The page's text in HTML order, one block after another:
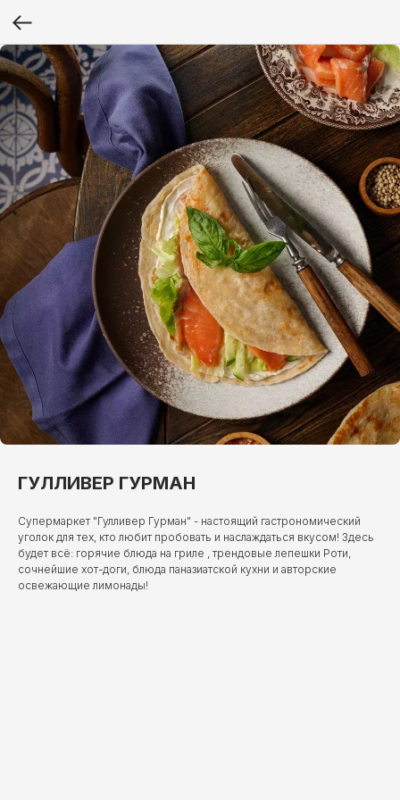
ГУЛЛИВЕР ГУРМАН
Супермаркет "Гулливер Гурман" - настоящий гастрономический
уголок для тех, кто любит пробовать и наслаждаться вкусом! Здесь
будет всё: горячие блюда на гриле , трендовые лепешки Роти,
сочнейшие хот-доги, блюда паназиатской кухни и авторские
освежающие лимонады!